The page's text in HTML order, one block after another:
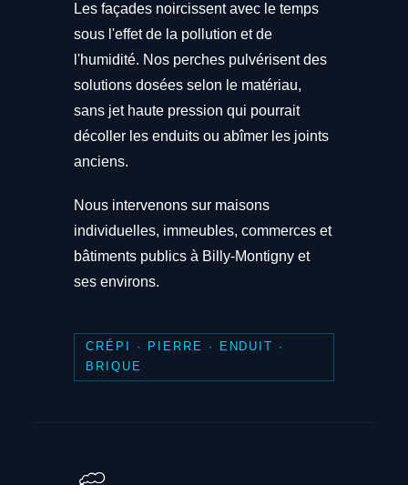
Les façades noircissent avec le temps
sous l'effet de la pollution et de
l'humidité. Nos perches pulvérisent des
solutions dosées selon le matériau,
sans jet haute pression qui pourrait
décoller les enduits ou abîmer les joints
anciens.
Nous intervenons sur maisons
individuelles, immeubles, commerces et
bâtiments publics à Billy-Montigny et
ses environs.
CRÉPI · PIERRE · ENDUIT ·
BRIQUE